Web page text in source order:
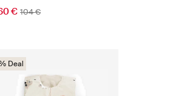
€ 104 €
Deal